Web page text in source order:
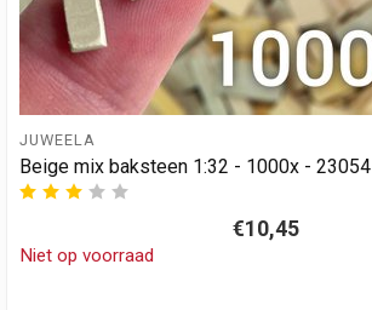
JUWEELA
Beige mix baksteen 1:32 - 1000x - 23054
€10,45
Niet op voorraad